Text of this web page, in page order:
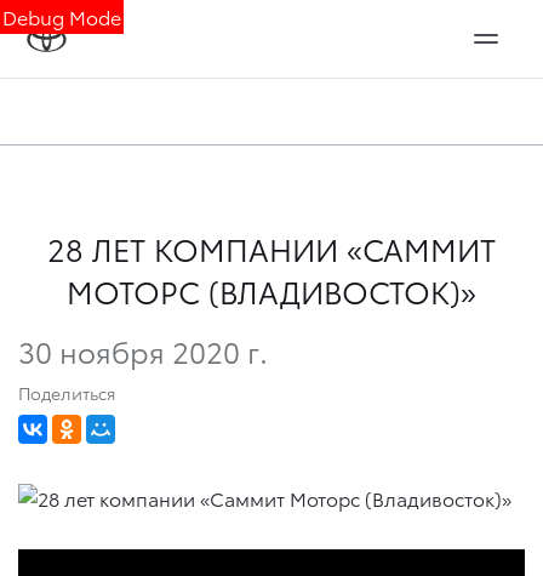
Debug Mode
28 ЛЕТ КОМПАНИИ «САММИТ
МОТОРС (ВЛАДИВОСТОК)»
30 ноября 2020 г.
Поделиться